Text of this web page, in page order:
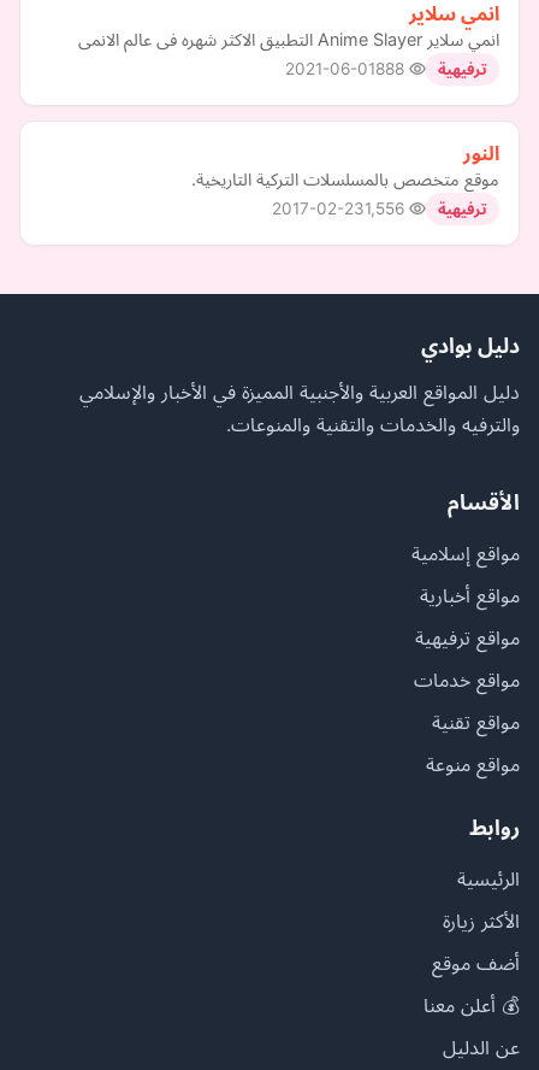
انمي سلاير
انمي سلاير Anime Slayer التطبيق الاكثر شهره فى عالم الانمى
ترفيهية 2021-06-01
النور
موقع متخصص بالمسلسلات التركية التاريخية.
ترفيهية 2017-02-23
دليل بوادي
دليل المواقع العربية والأجنبية المميزة في الأخبار والإسلامي
والترفيه والخدمات والتقنية والمنوعات.
الأقسام
مواقع إسلامية
مواقع أخبارية
مواقع ترفيهية
مواقع خدمات
مواقع تقنية
مواقع منوعة
روابط
الرئيسية
الأكثر زيارة
أضف موقع
💰 أعلن معنا
عن الدليل